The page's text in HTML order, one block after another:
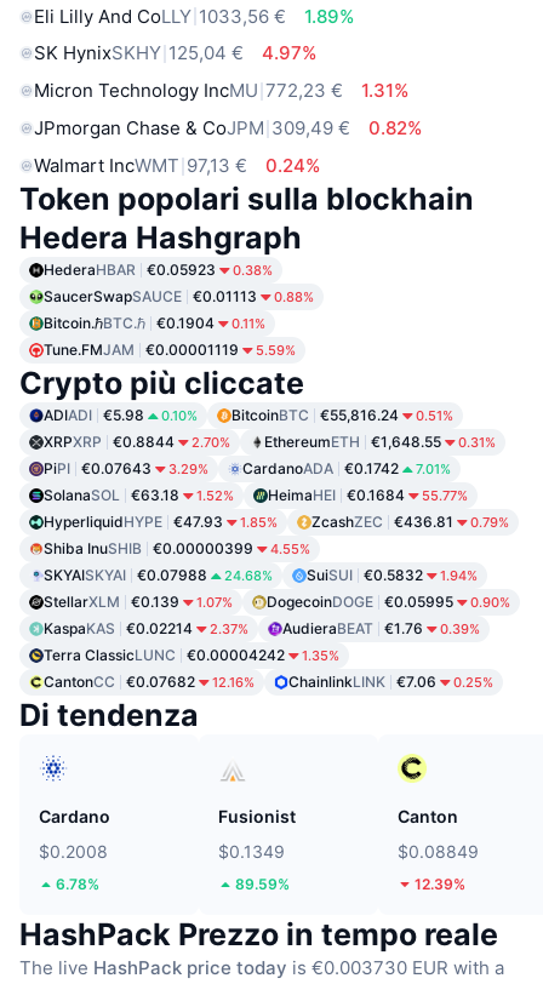
Eli Lilly And CoLLY 1033,56 €
1.89%
SK HynixSKHY 125,04 €
4.97%
Micron Technology IncMU 772,23 €
1.31%
JPmorgan Chase & CoJPM 309,49 €
0.82%
Walmart IncWMT 97,13 € 0.24%
Token popolari sulla blockhain
Hedera Hashgraph
HederaHBAR €0.05923 0.38%
SaucerSwapSAUCE €0.01113 0.88%
Bitcoin.ℏBTC.ℏ €0.1904 0.11%
Tune.FMJAM €0.00001119 5.59%
Crypto più cliccate
ADIADI €5.98 0.10% BitcoinBTC €55,816.24 0.51%
XRPXRP €0.8844 2.70% EthereumETH €1,648.55 0.31%
PiPI €0.07643 3.29% CardanoADA €0.1742 7.01%
SolanaSOL €63.18 1.52% HeimaHEI €0.1684 55.77%
HyperliquidHYPE €47.93 1.85% ZcashZEC €436.81 0.79%
Shiba InuSHIB €0.00000399 4.55%
SKYAISKYAI €0.07988 24.68% SuiSUI €0.5832 1.94%
StellarXLM €0.139 1.07% DogecoinDOGE €0.05995 0.90%
KaspaKAS €0.02214 2.37% AudieraBEAT €1.76 0.39%
Terra ClassicLUNC €0.00004242 1.35%
CantonCC €0.07682 12.16% ChainlinkLINK €7.06 0.25%
Di tendenza
Cardano
$0.2008
6.78%
Fusionist
$0.1349
89.59%
Canton
$0.08849
12.39%
HashPack Prezzo in tempo reale
The live HashPack price today is €0.003730 EUR with a